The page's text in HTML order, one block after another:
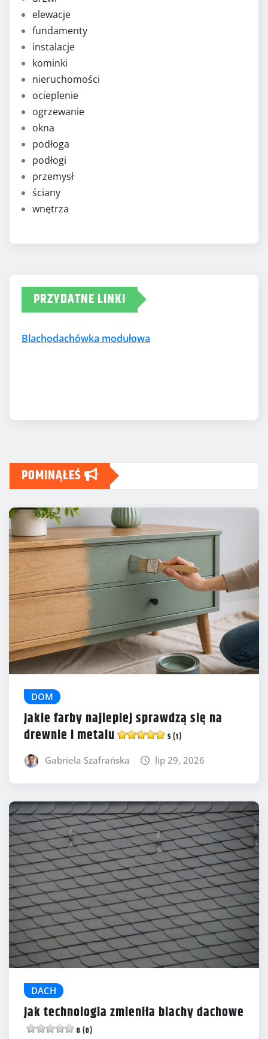
elewacje
fundamenty
instalacje
kominki
nieruchomości
ocieplenie
ogrzewanie
okna
podłoga
podłogi
przemysł
ściany
wnętrza
PRZYDATNE LINKI
Blachodachówka modułowa
POMINĄŁEŚ
DOM
Jakie farby najlepiej sprawdzą się na
drewnie i metalu
5 (1)
Gabriela Szafrańska lip 29, 2026
DACH
Jak technologia zmieniła blachy dachowe
0 (0)